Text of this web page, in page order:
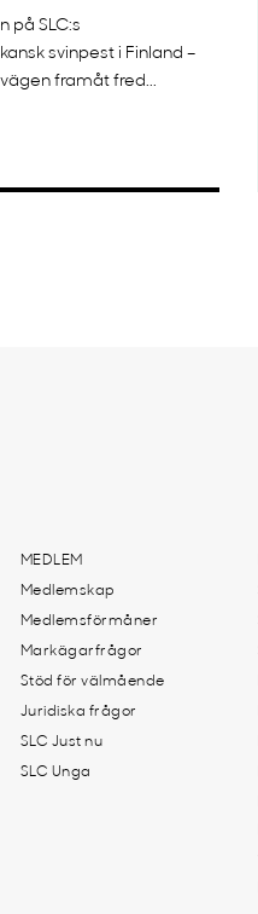
på SLC:s
svinpest i Finland –
framåt fred...
MEDLEM
Medlemskap
Medlemsförmåner
Markägarfrågor
Stöd för välmående
Juridiska frågor
SLC Just nu
SLC Unga